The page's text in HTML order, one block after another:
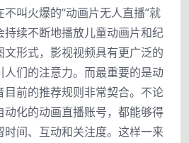
叫火爆的“动画片无人直播”就
持续不断地播放儿童动画片和纪
形式，影视视频具有更广泛的
们的注意力。而最重要的是动
目前的推荐规则非常契合。不论
动化的动画直播账号，都能够得
间、互动和关注度。这样一来